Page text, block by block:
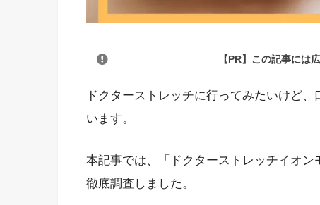
【PR】この記事には
ドクターストレッチに行ってみたいけど
います。
本記事では、「ドクターストレッチイオ
徹底調査しました。